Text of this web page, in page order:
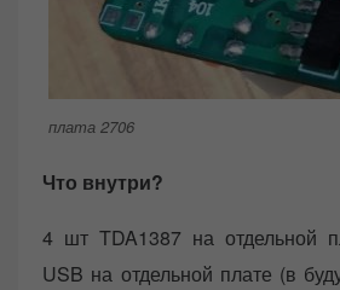
плата 2706
Что внутри?
4 шт TDA1387 на отдельной
USB на отдельной плате (в